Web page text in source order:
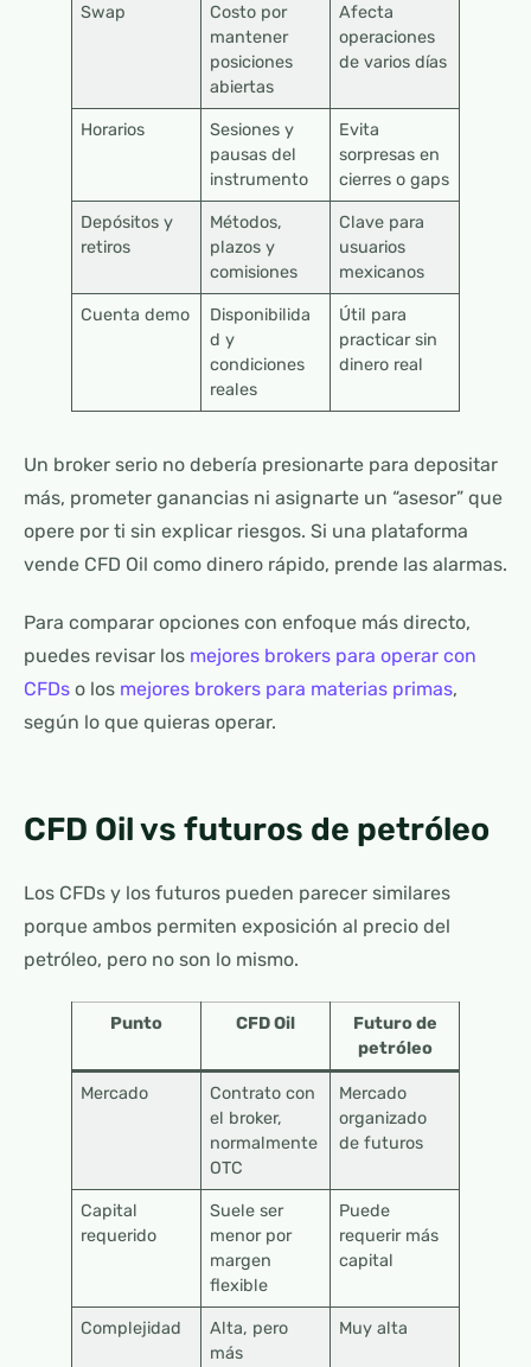
Swap
Costo por
mantener
posiciones
abiertas
Afecta
operaciones
de varios días
Horarios
Sesiones y
pausas del
instrumento
Evita
sorpresas en
cierres o gaps
Depósitos y
retiros
Métodos,
plazos y
comisiones
Clave para
usuarios
mexicanos
Cuenta demo
Disponibilida
d y
condiciones
reales
Útil para
practicar sin
dinero real
Un broker serio no debería presionarte para depositar
más, prometer ganancias ni asignarte un “asesor” que
opere por ti sin explicar riesgos. Si una plataforma
vende CFD Oil como dinero rápido, prende las alarmas.
Para comparar opciones con enfoque más directo,
puedes revisar los mejores brokers para operar con
CFDs o los mejores brokers para materias primas,
según lo que quieras operar.
CFD Oil vs futuros de petróleo
Los CFDs y los futuros pueden parecer similares
porque ambos permiten exposición al precio del
petróleo, pero no son lo mismo.
Punto CFD Oil
Futuro de
petróleo
Mercado
Contrato con
el broker,
normalmente
OTC
Mercado
organizado
de futuros
Capital
requerido
Suele ser
menor por
margen
flexible
Puede
requerir más
capital
Complejidad
Alta, pero
más
Muy alta